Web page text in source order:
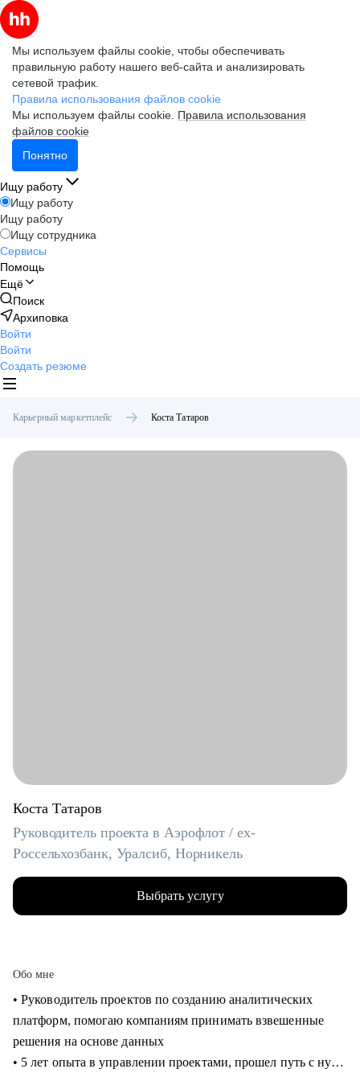
Мы используем файлы cookie, чтобы обеспечивать
правильную работу нашего веб-сайта и анализировать
сетевой трафик.
Правила использования файлов cookie
Мы используем файлы cookie. Правила использования
файлов cookie
Понятно
Ищу работу
Ищу работу
Ищу работу
Ищу сотрудника
Сервисы
Помощь
Ещё
Поиск
Архиповка
Войти
Войти
Создать резюме
Карьерный маркетплейс Коста Татаров
Коста Татаров
Руководитель проекта в Аэрофлот / ex-
Россельхозбанк, Уралсиб, Норникель
Выбрать услугу
Обо мне
• Руководитель проектов по созданию аналитических
платформ, помогаю компаниям принимать взвешенные
решения на основе данных
• 5 лет опыта в управлении проектами, прошел путь с нуля